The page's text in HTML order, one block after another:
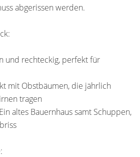
abgerissen werden.
und rechteckig, perfekt für
mit Obstbäumen, die jährlich
tragen
altes Bauernhaus samt Schuppen,